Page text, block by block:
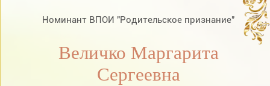
Номинант ВПОИ "Родительское признание"
Величко Маргарита
Сергеевна